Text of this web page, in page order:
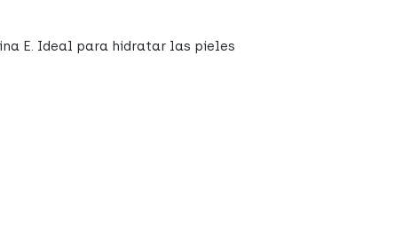
E. Ideal para hidratar las pieles